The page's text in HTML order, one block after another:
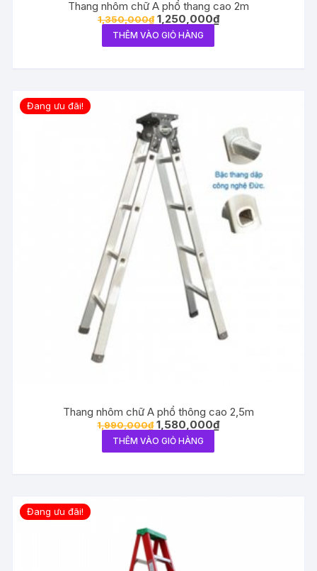
Thang nhôm chữ A phổ thang cao 2m
1,350,000₫ 1,250,000₫
THÊM VÀO GIỎ HÀNG
Đang ưu đãi!
Thang nhôm chữ A phổ thông cao 2,5m
1,990,000₫ 1,580,000₫
THÊM VÀO GIỎ HÀNG
Đang ưu đãi!